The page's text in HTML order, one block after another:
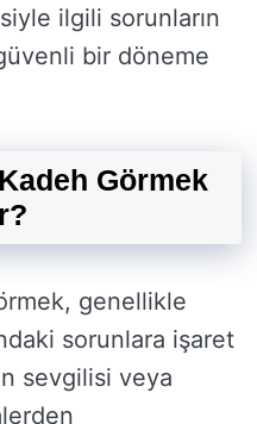
ilgili sorunların
bir döneme
Görmek
genellikle
sorunlara işaret
sevgilisi veya